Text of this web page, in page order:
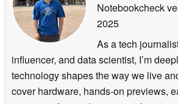
Notebookcheck
2025
As a tech
influencer, and data scientist, I’m
technology shapes the way we live
cover hardware, hands-on previews,